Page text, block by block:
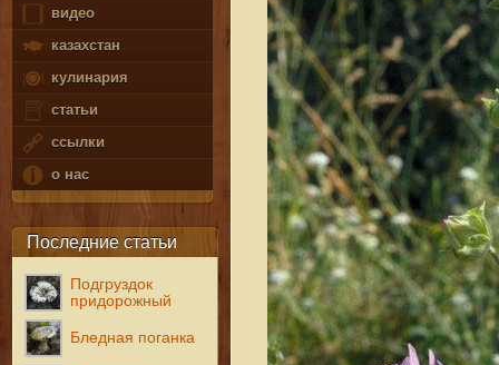
видео
казахстан
кулинария
статьи
ссылки
о нас
Последние статьи
Подгруздок
придорожный
Бледная поганка